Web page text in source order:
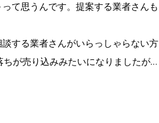
て思うんです。提案する業者さんも
する業者さんがいらっしゃらない方
が売り込みみたいになりましたが…